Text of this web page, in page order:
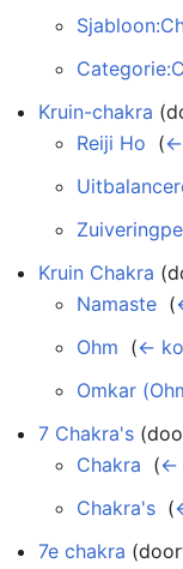
Kruin-chakra
Reiji Ho (←
Kruin Chakra
Namaste (
Ohm (←
Omkar
7 Chakra's
Chakra (←
Chakra's (
7e chakra